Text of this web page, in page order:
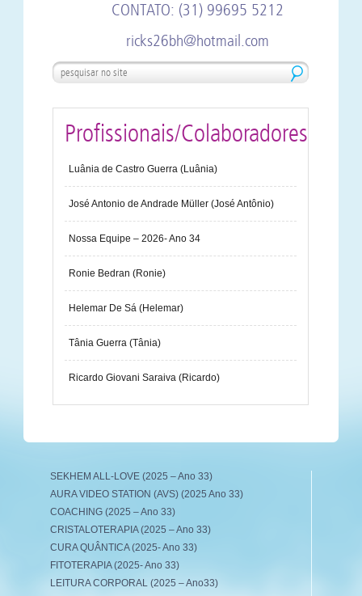
CONTATO: (31) 99695 5212
ricks26bh@hotmail.com
Profissionais/Colaboradores
Luânia de Castro Guerra (Luânia)
José Antonio de Andrade Müller (José Antônio)
Nossa Equipe – 2026- Ano 34
Ronie Bedran (Ronie)
Helemar De Sá (Helemar)
Tânia Guerra (Tânia)
Ricardo Giovani Saraiva (Ricardo)
SEKHEM ALL-LOVE (2025 – Ano 33)
AURA VIDEO STATION (AVS) (2025 Ano 33)
COACHING (2025 – Ano 33)
CRISTALOTERAPIA (2025 – Ano 33)
CURA QUÂNTICA (2025- Ano 33)
FITOTERAPIA (2025- Ano 33)
LEITURA CORPORAL (2025 – Ano33)